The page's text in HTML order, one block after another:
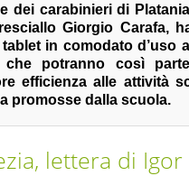
dei carabinieri di
Giorgio Carafa,
in comodato d’uso
che potranno così
efficienza alle attività
promosse dalla scuola.
lettera di Igor